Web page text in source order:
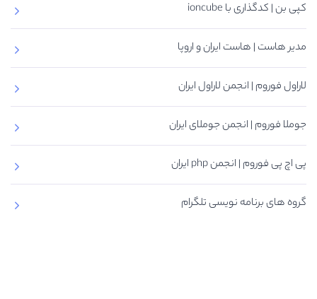
کپی بن | کدگذاری با ioncube
مدیر هاست | هاست ایران و اروپا
لاراول فوروم | انجمن لاراول ایران
جوملا فوروم | انجمن جوملای ایران
پی اچ پی فوروم | انجمن php ایران
گروه های برنامه نویسی تلگرام